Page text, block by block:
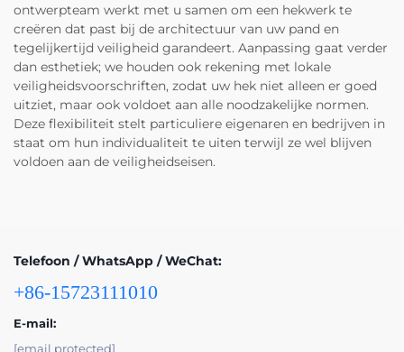
ontwerpteam werkt met u samen om een hekwerk te
creëren dat past bij de architectuur van uw pand en
tegelijkertijd veiligheid garandeert. Aanpassing gaat verder
dan esthetiek; we houden ook rekening met lokale
veiligheidsvoorschriften, zodat uw hek niet alleen er goed
uitziet, maar ook voldoet aan alle noodzakelijke normen.
Deze flexibiliteit stelt particuliere eigenaren en bedrijven in
staat om hun individualiteit te uiten terwijl ze wel blijven
voldoen aan de veiligheidseisen.
Telefoon / WhatsApp / WeChat:
+86-15723111010
E-mail:
[email protected]